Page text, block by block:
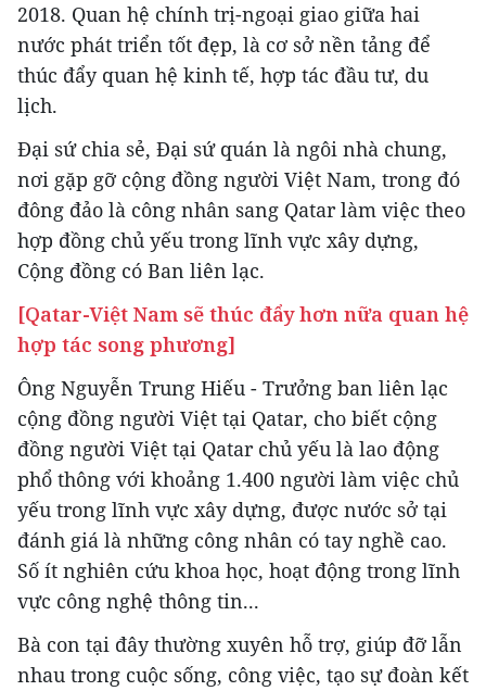
2018. Quan hệ chính trị-ngoại giao giữa hai
nước phát triển tốt đẹp, là cơ sở nền tảng để
thúc đẩy quan hệ kinh tế, hợp tác đầu tư, du
lịch.
Đại sứ chia sẻ, Đại sứ quán là ngôi nhà chung,
nơi gặp gỡ cộng đồng người Việt Nam, trong đó
đông đảo là công nhân sang Qatar làm việc theo
hợp đồng chủ yếu trong lĩnh vực xây dựng,
Cộng đồng có Ban liên lạc.
[Qatar-Việt Nam sẽ thúc đẩy hơn nữa quan hệ
hợp tác song phương]
Ông Nguyễn Trung Hiếu - Trưởng ban liên lạc
cộng đồng người Việt tại Qatar, cho biết cộng
đồng người Việt tại Qatar chủ yếu là lao động
phổ thông với khoảng 1.400 người làm việc chủ
yếu trong lĩnh vực xây dựng, được nước sở tại
đánh giá là những công nhân có tay nghề cao.
Số ít nghiên cứu khoa học, hoạt động trong lĩnh
vực công nghệ thông tin...
Bà con tại đây thường xuyên hỗ trợ, giúp đỡ lẫn
nhau trong cuộc sống, công việc, tạo sự đoàn kết